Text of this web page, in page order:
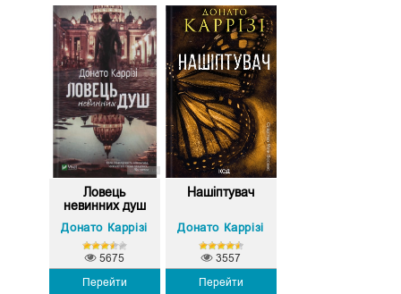
Ловець
невинних душ
Донато Каррізі
Перейти
5675
Нашіптувач
Донато Каррізі
Перейти
3557